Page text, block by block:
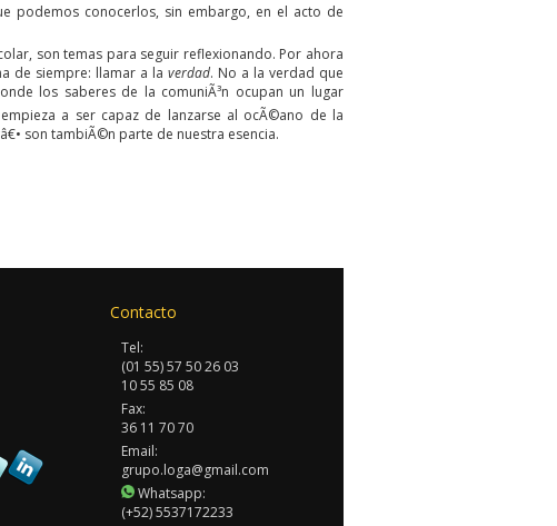
podemos conocerlos, sin embargo, en el acto de
son temas para seguir reflexionando. Por ahora
de siempre: llamar a laverdad. No a la verdad que
los saberes de la comuniÃ³n ocupan un lugar
a ser capaz de lanzarse al ocÃ©ano de la
son tambiÃ©n parte de nuestra esencia.
Contacto
Tel:
(01 55) 57 50 26 03
10 55 85 08
Fax:
36 11 70 70
Email:
grupo.loga@gmail.com
Whatsapp:
(+52) 5537172233